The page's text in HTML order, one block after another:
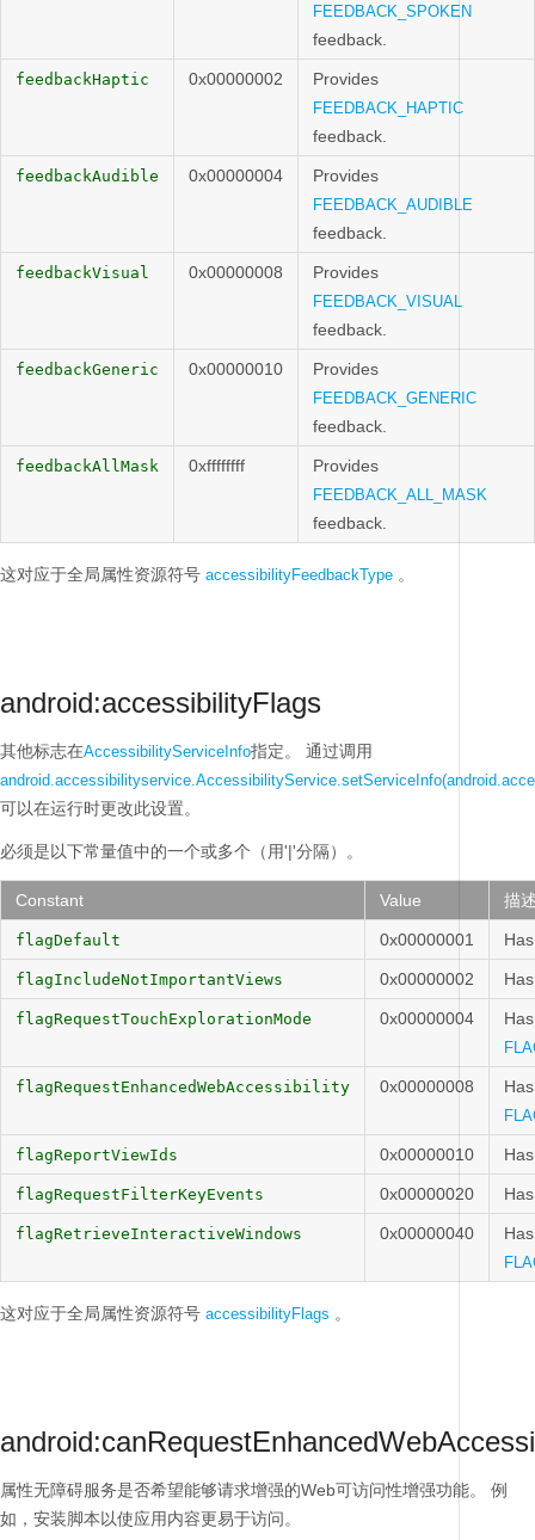
FEEDBACK_SPOKEN
feedback.
feedbackHaptic 0x00000002 Provides
FEEDBACK_HAPTIC
feedback.
feedbackAudible 0x00000004 Provides
FEEDBACK_AUDIBLE
feedback.
feedbackVisual 0x00000008 Provides
FEEDBACK_VISUAL
feedback.
feedbackGeneric 0x00000010 Provides
FEEDBACK_GENERIC
feedback.
feedbackAllMask 0xffffffff Provides
FEEDBACK_ALL_MASK
feedback.
这对应于全局属性资源符号 accessibilityFeedbackType 。
android:accessibilityFlags
其他标志在AccessibilityServiceInfo指定。 通过调用
可以在运行时更改此设置。
必须是以下常量值中的一个或多个（用'|'分隔）。
Constant Value 描
flagDefault 0x00000001
flagIncludeNotImportantViews 0x00000002
flagRequestTouchExplorationMode 0x00000004
flagRequestEnhancedWebAccessibility 0x00000008
flagReportViewIds 0x00000010
flagRequestFilterKeyEvents 0x00000020
flagRetrieveInteractiveWindows 0x00000040
这对应于全局属性资源符号 accessibilityFlags 。
属性无障碍服务是否希望能够请求增强的Web可访问性增强功能。
例
如，安装脚本以使应用内容更易于访问。